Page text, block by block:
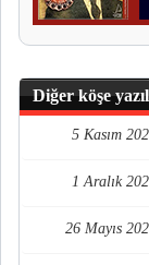
Diğer köşe
5 Kasım
1 Aralık
26 Mayıs